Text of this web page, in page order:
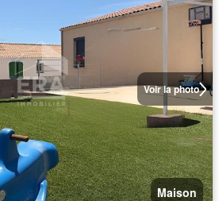
Voir la photo
Maison